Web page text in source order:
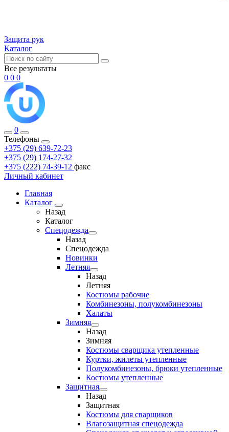
Защита рук
Каталог
Все результаты
0 0 0
0
Телефоны
+375 (29) 639-72-23
+375 (29) 174-27-32
+375 (222) 74-39-12 факс
Личный кабинет
Главная
Каталог
Назад
Каталог
Спецодежда
Назад
Спецодежда
Новинки
Летняя
Назад
Летняя
Костюмы рабочие
Комбинезоны, полукомбинезоны
Халаты
Зимняя
Назад
Зимняя
Костюмы сварщика утепленные
Куртки, жилеты утепленные
Полукомбинезоны, брюки утепленные
Костюмы утепленные
Защитная
Назад
Защитная
Костюмы для сварщиков
Влагозащитная спецодежда